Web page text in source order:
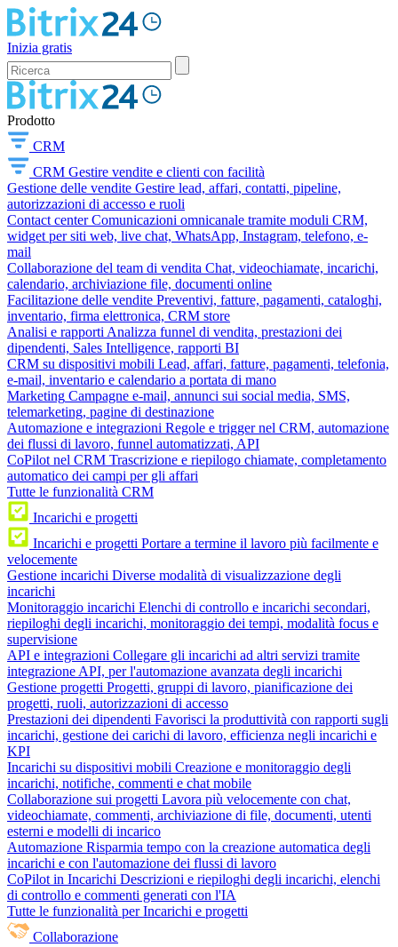
Inizia gratis
Prodotto
CRM
CRM Gestire vendite e clienti con facilità
Gestione delle vendite Gestire lead, affari, contatti, pipeline,
autorizzazioni di accesso e ruoli
Contact center Comunicazioni omnicanale tramite moduli CRM,
widget per siti web, live chat, WhatsApp, Instagram, telefono, e-
mail
Collaborazione del team di vendita Chat, videochiamate, incarichi,
calendario, archiviazione file, documenti online
Facilitazione delle vendite Preventivi, fatture, pagamenti, cataloghi,
inventario, firma elettronica, CRM store
Analisi e rapporti Analizza funnel di vendita, prestazioni dei
dipendenti, Sales Intelligence, rapporti BI
CRM su dispositivi mobili Lead, affari, fatture, pagamenti, telefonia,
e-mail, inventario e calendario a portata di mano
Marketing Campagne e-mail, annunci sui social media, SMS,
telemarketing, pagine di destinazione
Automazione e integrazioni Regole e trigger nel CRM, automazione
dei flussi di lavoro, funnel automatizzati, API
CoPilot nel CRM Trascrizione e riepilogo chiamate, completamento
automatico dei campi per gli affari
Tutte le funzionalità CRM
Incarichi e progetti
Incarichi e progetti Portare a termine il lavoro più facilmente e
velocemente
Gestione incarichi Diverse modalità di visualizzazione degli
incarichi
Monitoraggio incarichi Elenchi di controllo e incarichi secondari,
riepiloghi degli incarichi, monitoraggio dei tempi, modalità focus e
supervisione
API e integrazioni Collegare gli incarichi ad altri servizi tramite
integrazione API, per l'automazione avanzata degli incarichi
Gestione progetti Progetti, gruppi di lavoro, pianificazione dei
progetti, ruoli, autorizzazioni di accesso
Prestazioni dei dipendenti Favorisci la produttività con rapporti sugli
incarichi, gestione dei carichi di lavoro, efficienza negli incarichi e
KPI
Incarichi su dispositivi mobili Creazione e monitoraggio degli
incarichi, notifiche, commenti e chat mobile
Collaborazione sui progetti Lavora più velocemente con chat,
videochiamate, commenti, archiviazione di file, documenti, utenti
esterni e modelli di incarico
Automazione Risparmia tempo con la creazione automatica degli
incarichi e con l'automazione dei flussi di lavoro
CoPilot in Incarichi Descrizioni e riepiloghi degli incarichi, elenchi
di controllo e commenti generati con l'IA
Tutte le funzionalità per Incarichi e progetti
Collaborazione